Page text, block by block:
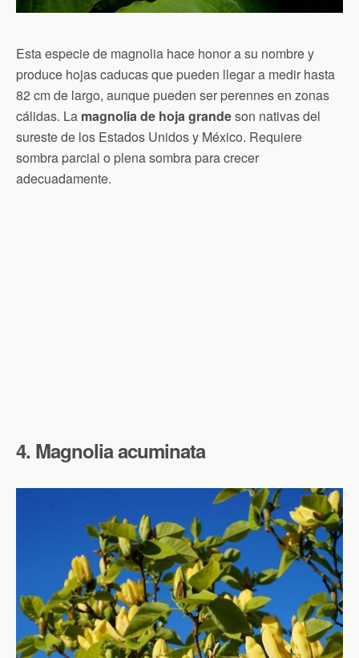
Esta especie de magnolia hace honor a su nombre y
produce hojas caducas que pueden llegar a medir hasta
82 cm de largo, aunque pueden ser perennes en zonas
cálidas. La magnolia de hoja grandeson nativas del
sureste de los Estados Unidos y México. Requiere
sombra parcial o plena sombra para crecer
adecuadamente.
4. Magnolia acuminata